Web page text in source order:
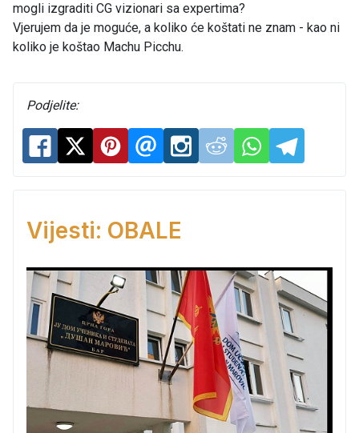
mogli izgraditi CG vizionari sa expertima?
Vjerujem da je moguće, a koliko će koštati ne znam - kao ni
koliko je koštao Machu Picchu.
Podjelite:
Vijesti: OBALE